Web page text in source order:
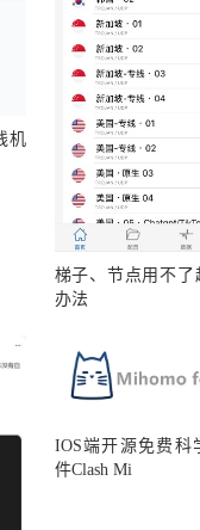
机
梯子、节点用不了
办法
IOS端开源免费科
件Clash Mi